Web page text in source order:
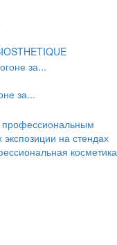
за...
профессиональным
на стендах